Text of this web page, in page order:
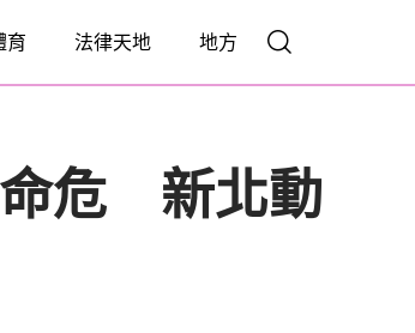
育 法律天地 地方
命危 新北動